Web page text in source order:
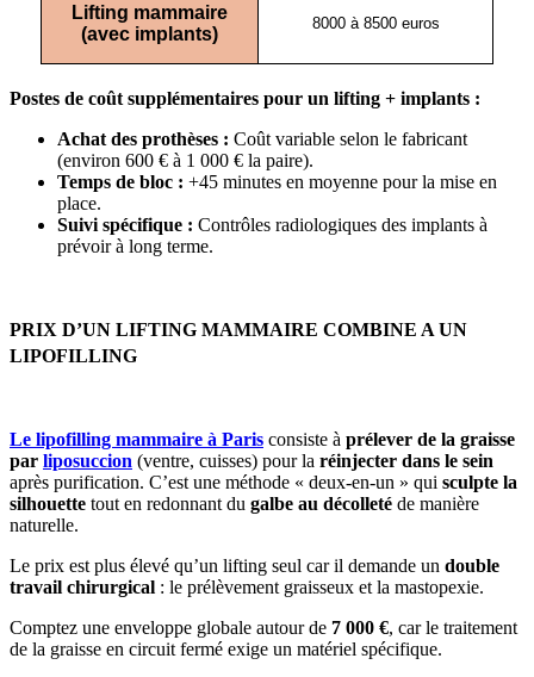
Lifting mammaire
(avec implants)
8000 à 8500 euros
Postes de coût supplémentaires pour un lifting + implants :
Achat des prothèses : Coût variable selon le fabricant
(environ 600 € à 1 000 € la paire).
Temps de bloc : +45 minutes en moyenne pour la mise en
place.
Suivi spécifique : Contrôles radiologiques des implants à
prévoir à long terme.
PRIX D’UN LIFTING MAMMAIRE COMBINE A UN
LIPOFILLING
Le lipofilling mammaire à Paris consiste à prélever de la graisse
par liposuccion (ventre, cuisses) pour la réinjecter dans le sein
après purification. C’est une méthode « deux-en-un » qui sculpte la
silhouette tout en redonnant du galbe au décolleté de manière
naturelle.
Le prix est plus élevé qu’un lifting seul car il demande un double
travail chirurgical : le prélèvement graisseux et la mastopexie.
Comptez une enveloppe globale autour de 7 000 €, car le traitement
de la graisse en circuit fermé exige un matériel spécifique.